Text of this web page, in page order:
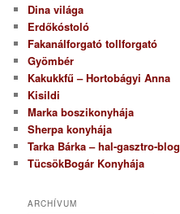
Dina világa
Erdőkóstoló
Fakanálforgató tollforgató
Gyömbér
Kakukkfű – Hortobágyi Anna
Kisildi
Marka boszikonyhája
Sherpa konyhája
Tarka Bárka – hal-gasztro-blog
TücsökBogár Konyhája
ARCHÍVUM